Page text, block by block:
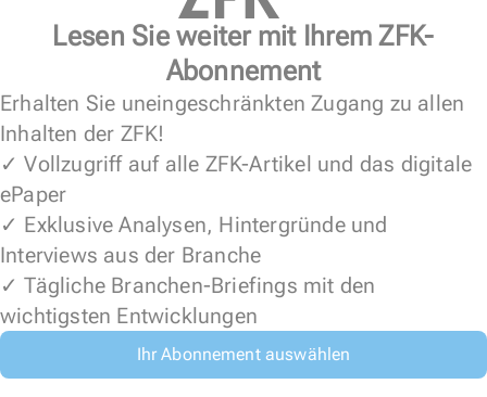
Lesen Sie weiter mit Ihrem ZFK-
Abonnement
Erhalten Sie uneingeschränkten Zugang zu allen
Inhalten der ZFK!
✓ Vollzugriff auf alle ZFK-Artikel und das digitale
ePaper
✓ Exklusive Analysen, Hintergründe und
Interviews aus der Branche
✓ Tägliche Branchen-Briefings mit den
wichtigsten Entwicklungen
Ihr Abonnement auswählen